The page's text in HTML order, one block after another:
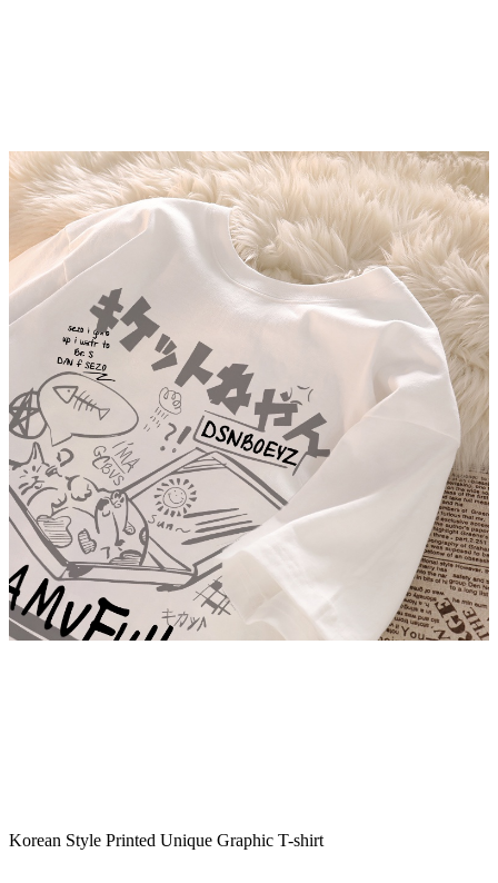
Korean Style Printed Unique Graphic T-shirt